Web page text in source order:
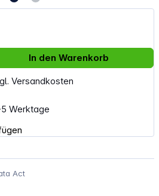
Versandkosten
Werktage
den gewünschten
In den Warenkorb
Act